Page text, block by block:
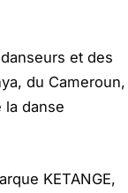
et des
du Cameroun,
la danse
KETANGE,